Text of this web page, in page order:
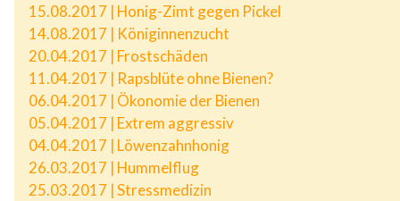
15.08.2017 | Honig-Zimt gegen Pickel
14.08.2017 | Königinnenzucht
20.04.2017 | Frostschäden
11.04.2017 | Rapsblüte ohne Bienen?
06.04.2017 | Ökonomie der Bienen
05.04.2017 | Extrem aggressiv
04.04.2017 | Löwenzahnhonig
26.03.2017 | Hummelflug
25.03.2017 | Stressmedizin